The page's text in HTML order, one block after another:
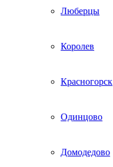
Люберцы
Королев
Красногорск
Одинцово
Домодедово